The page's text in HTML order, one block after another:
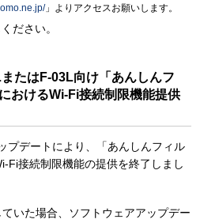
」よりアクセスお願いします。
ださい。
たはF-03L向け「あんしんフ
おけるWi-Fi接続制限機能提供
プデートにより、「あんしんフィル
Fi接続制限機能の提供を終了しまし
いた場合、ソフトウェアアップデー